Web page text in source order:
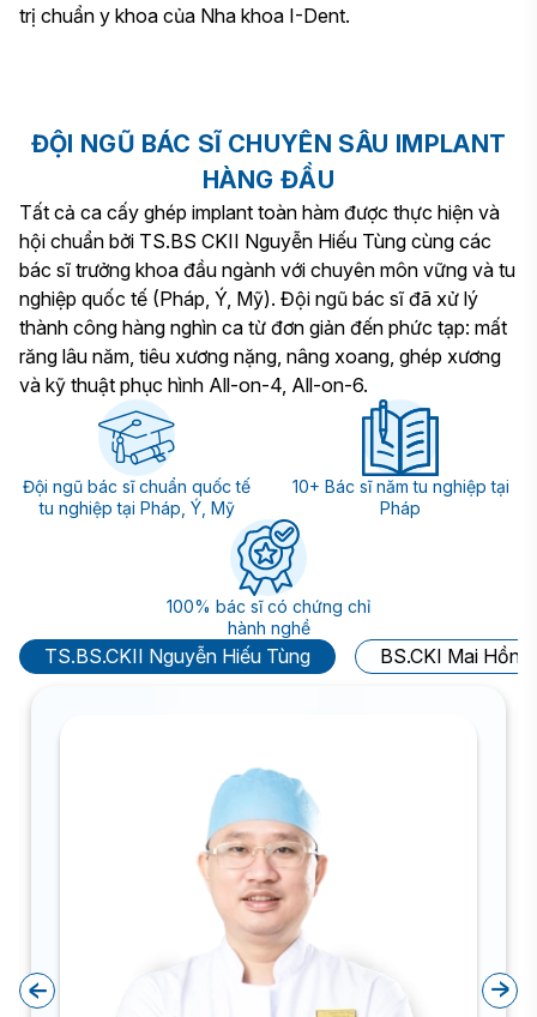
trị chuẩn y khoa của Nha khoa I-Dent.
ĐỘI NGŨ BÁC SĨ CHUYÊN SÂU IMPLANT
HÀNG ĐẦU
Tất cả ca cấy ghép implant toàn hàm được thực hiện và
hội chuẩn bởi TS.BS CKII Nguyễn Hiếu Tùng cùng các
bác sĩ trưởng khoa đầu ngành với chuyên môn vững và tu
nghiệp quốc tế (Pháp, Ý, Mỹ). Đội ngũ bác sĩ đã xử lý
thành công hàng nghìn ca từ đơn giản đến phức tạp: mất
răng lâu năm, tiêu xương nặng, nâng xoang, ghép xương
và kỹ thuật phục hình All-on-4, All-on-6.
Đội ngũ bác sĩ chuẩn quốc tế
tu nghiệp tại Pháp, Ý, Mỹ
10+ Bác sĩ năm tu nghiệp tại
Pháp
100% bác sĩ có chứng chỉ
hành nghề
TS.BS.CKII Nguyễn Hiếu Tùng BS.CKI Mai Hồng